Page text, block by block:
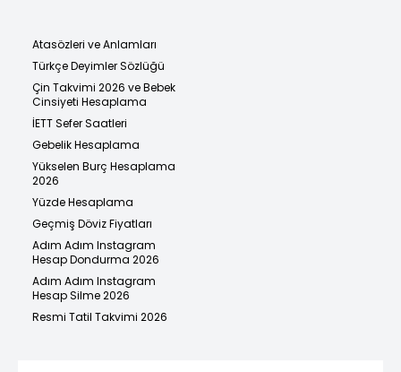
Atasözleri ve Anlamları
Türkçe Deyimler Sözlüğü
Çin Takvimi 2026 ve Bebek
Cinsiyeti Hesaplama
İETT Sefer Saatleri
Gebelik Hesaplama
Yükselen Burç Hesaplama
2026
Yüzde Hesaplama
Geçmiş Döviz Fiyatları
Adım Adım Instagram
Hesap Dondurma 2026
Adım Adım Instagram
Hesap Silme 2026
Resmi Tatil Takvimi 2026